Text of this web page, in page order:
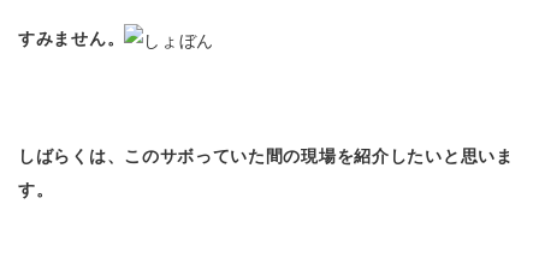
すみません。
しばらくは、このサボっていた間の現場を紹介したいと思いま
す。